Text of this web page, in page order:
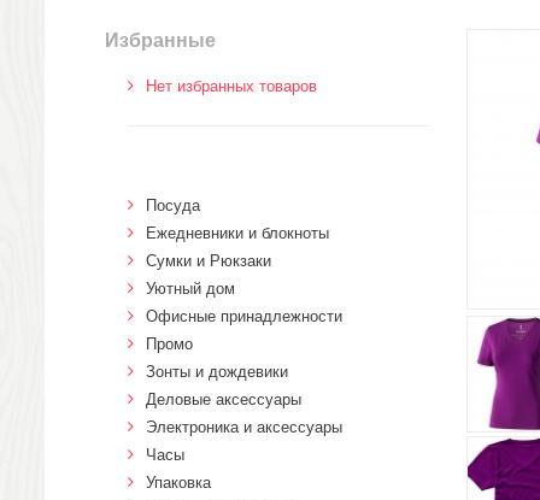
Избранные
Нет избранных товаров
Посуда
Ежедневники и блокноты
Сумки и Рюкзаки
Уютный дом
Офисные принадлежности
Промо
Зонты и дождевики
Деловые аксессуары
Электроника и аксессуары
Часы
Упаковка